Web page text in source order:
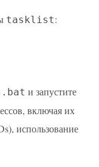
tasklist:
и запустите
включая их
использование